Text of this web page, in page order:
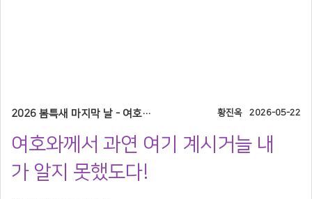
2026 봄특새 마지막 날 - 여호와께서 과연 여기 계시거늘 내가 알지 못했도다! 2026-05-22
황진옥
여호와께서 과연 여기 계시거늘 내
가 알지 못했도다!